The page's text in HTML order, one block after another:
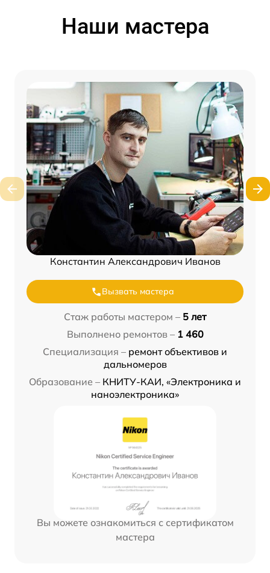
Наши мастера
Константин Александрович Иванов
Вызвать мастера
Стаж работы мастером – 5 лет
Выполнено ремонтов – 1 460
Специализация – ремонт объективов и
дальномеров
Образование – КНИТУ-КАИ, «Электроника и
наноэлектроника»
Вы можете ознакомиться с сертификатом
мастера